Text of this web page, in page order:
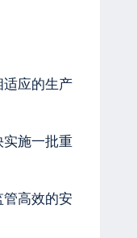
适应的生产
实施一批重
高效的安